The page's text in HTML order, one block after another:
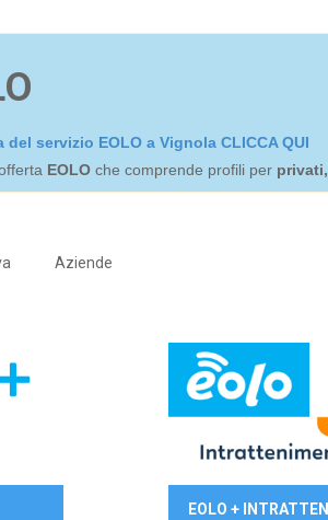
servizio EOLO a Vignola CLICCA QUI
EOLO che comprende profili per
Aziende
29,90€/mese
EOLO +